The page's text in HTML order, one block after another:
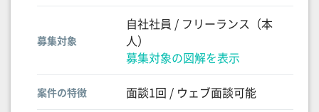
募集対象
自社社員 / フリーランス（本
人）
募集対象の図解を表示
案件の特徴 面談1回 / ウェブ面談可能